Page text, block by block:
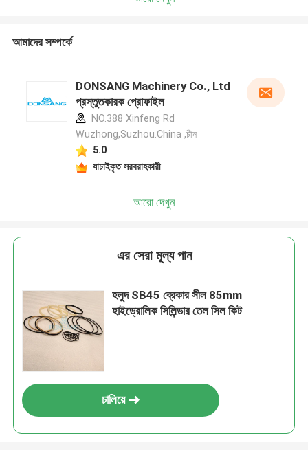
আমাদের সম্পর্কে
DONSANG Machinery Co., Ltd
প্রস্তুতকারক প্রোফাইল
NO.388 Xinfeng Rd
Wuzhong,Suzhou.China ,চীন
5.0
যাচাইকৃত সরবরাহকারী
আরো দেখুন
এর সেরা মূল্য পান
হলুদ SB45 ব্রেকার সীল 85mm
হাইড্রোলিক সিলিন্ডার তেল সিল কিট
চালিয়ে